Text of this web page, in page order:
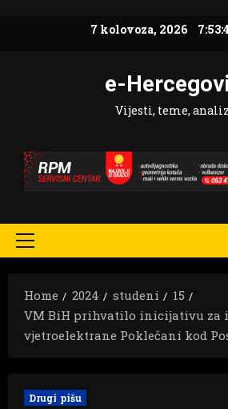
7 kolovoza, 2026
e-
Vijesti, teme,
Primary
Home
2024 studeni
15
VM BiH prihvatilo inicijativu za
vjetroelektrane Poklečani kod
Drugi pišu